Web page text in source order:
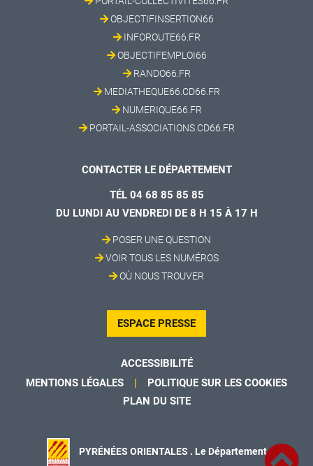
OBJECTIFINSERTION66
INFOROUTE66.FR
OBJECTIFEMPLOI66
RANDO66.FR
MEDIATHEQUE66.CD66.FR
NUMERIQUE66.FR
PORTAIL-ASSOCIATIONS.CD66.FR
CONTACTER LE DÉPARTEMENT
TÉL 04 68 85 85 85
DU LUNDI AU VENDREDI DE 8 H 15 À 17 H
POSER UNE QUESTION
VOIR TOUS LES NUMÉROS
OÙ NOUS TROUVER
ESPACE PRESSE
ACCESSIBILITÉ
MENTIONS LÉGALES
POLITIQUE SUR LES COOKIES
PLAN DU SITE
PYRÉNÉES ORIENTALES . Le Département